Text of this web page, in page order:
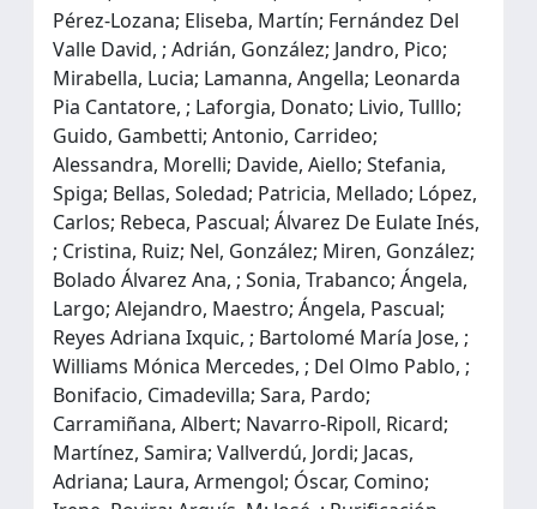
Pérez-Lozana; Eliseba, Martín; Fernández Del
Valle David, ; Adrián, González; Jandro, Pico;
Mirabella, Lucia; Lamanna, Angella; Leonarda
Pia Cantatore, ; Laforgia, Donato; Livio, Tulllo;
Guido, Gambetti; Antonio, Carrideo;
Alessandra, Morelli; Davide, Aiello; Stefania,
Spiga; Bellas, Soledad; Patricia, Mellado; López,
Carlos; Rebeca, Pascual; Álvarez De Eulate Inés,
; Cristina, Ruiz; Nel, González; Miren, González;
Bolado Álvarez Ana, ; Sonia, Trabanco; Ángela,
Largo; Alejandro, Maestro; Ángela, Pascual;
Reyes Adriana Ixquic, ; Bartolomé María Jose, ;
Williams Mónica Mercedes, ; Del Olmo Pablo, ;
Bonifacio, Cimadevilla; Sara, Pardo;
Carramiñana, Albert; Navarro-Ripoll, Ricard;
Martínez, Samira; Vallverdú, Jordi; Jacas,
Adriana; Laura, Armengol; Óscar, Comino;